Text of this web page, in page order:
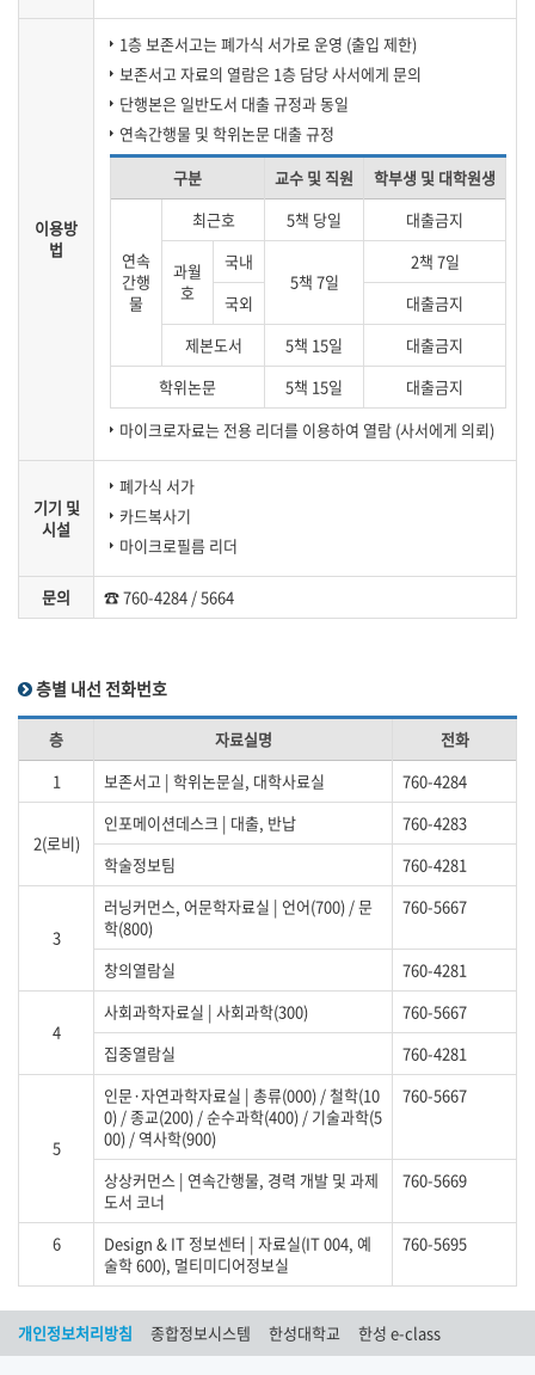
이용방
법
1층 보존서고는 폐가식 서가로 운영 (출입 제한)
보존서고 자료의 열람은 1층 담당 사서에게 문의
단행본은 일반도서 대출 규정과 동일
연속간행물 및 학위논문 대출 규정
구분
교수 및 직원 학부생 및 대학원생
연속
간행
물
최근호 5책 당일 대출금지
과월
호
국내
5책 7일
2책 7일
국외
대출금지
제본도서
5책 15일
대출금지
학위논문
5책 15일
대출금지
마이크로자료는 전용 리더를 이용하여 열람 (사서에게 의뢰)
기기 및
시설
폐가식 서가
카드복사기
마이크로필름 리더
문의 ☎ 760-4284 / 5664
층별 내선 전화번호
층 자료실명
전화
1
보존서고 | 학위논문실, 대학사료실 760-4284
2(로비)
인포메이션데스크 | 대출, 반납
760-4283
학술정보팀
760-4281
3
러닝커먼스, 어문학자료실 | 언어(700) / 문
학(800)
760-5667
창의열람실 760-4281
4
사회과학자료실 | 사회과학(300)
760-5667
집중열람실
760-4281
5
인문·자연과학자료실 | 총류(000) / 철학(10
0) / 종교(200) / 순수과학(400) / 기술과학(5
00) / 역사학(900)
760-5667
상상커먼스 | 연속간행물, 경력 개발 및 과제
도서 코너
760-5669
6
Design & IT 정보센터 | 자료실(IT 004, 예
술학 600), 멀티미디어정보실
760-5695
개인정보처리방침 종합정보시스템 한성대학교 한성 e-class